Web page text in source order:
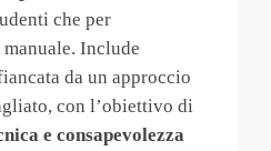
che per
Include
da un approccio
con l’obiettivo di
e consapevolezza